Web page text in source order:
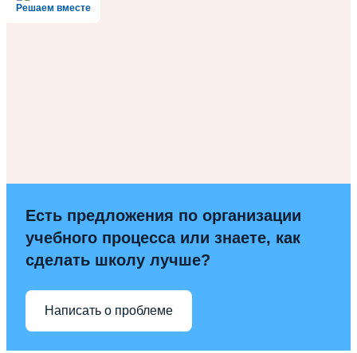
Решаем вместе
Есть предложения по организации
учебного процесса или знаете, как
сделать школу лучше?
Написать о проблеме